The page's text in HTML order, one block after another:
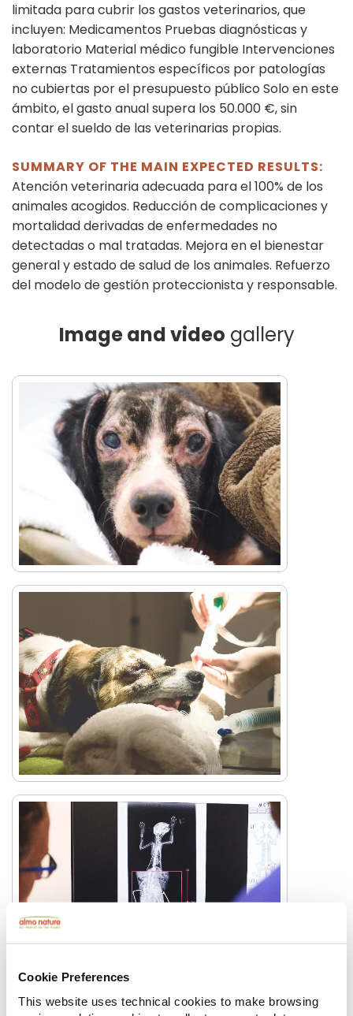
Cookie Preferences
This website uses technical cookies to make browsing
limitada para cubrir los gastos veterinarios, que
incluyen: Medicamentos Pruebas diagnósticas y
laboratorio Material médico fungible Intervenciones
externas Tratamientos específicos por patologías
no cubiertas por el presupuesto público Solo en este
ámbito, el gasto anual supera los 50.000 €, sin
contar el sueldo de las veterinarias propias.
SUMMARY OF THE MAIN EXPECTED RESULTS:
Atención veterinaria adecuada para el 100% de los
animales acogidos. Reducción de complicaciones y
mortalidad derivadas de enfermedades no
detectadas o mal tratadas. Mejora en el bienestar
general y estado de salud de los animales. Refuerzo
del modelo de gestión proteccionista y responsable.
Image and video gallery